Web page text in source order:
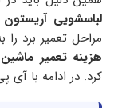
لباسشویی آریستون
مراحل تعمیر برد
هزینه تعمیر
کرد. در ادامه با آی